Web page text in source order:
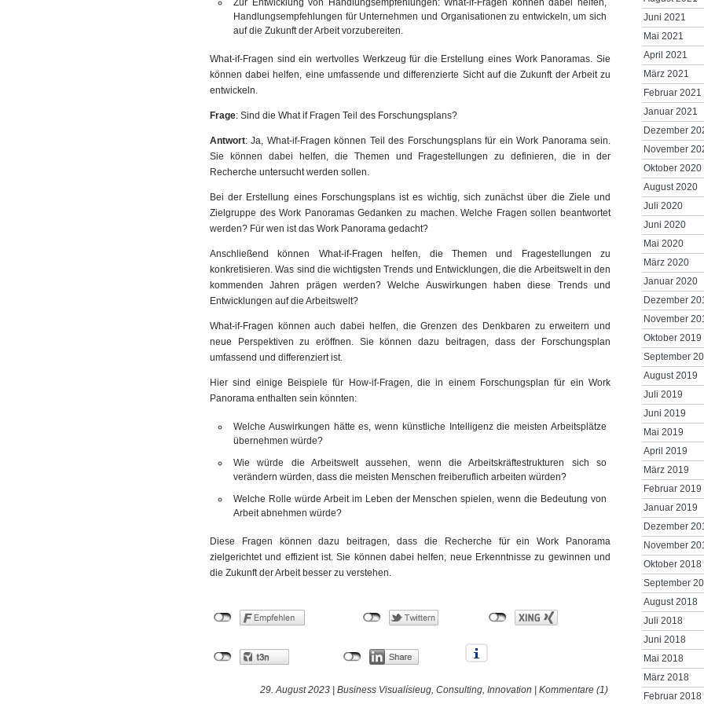
Zur Entwicklung von Handlungsempfehlungen: What-if-Fragen können dabei helfen,
Handlungsempfehlungen für Unternehmen und Organisationen zu entwickeln, um sich
auf die Zukunft der Arbeit vorzubereiten.
What-if-Fragen sind ein wertvolles Werkzeug für die Erstellung eines Work Panoramas. Sie
können dabei helfen, eine umfassende und differenzierte Sicht auf die Zukunft der Arbeit zu
entwickeln.
Frage: Sind die What if Fragen Teil des Forschungsplans?
Antwort: Ja, What-if-Fragen können Teil des Forschungsplans für ein Work Panorama sein.
Sie können dabei helfen, die Themen und Fragestellungen zu definieren, die in der
Recherche untersucht werden sollen.
Bei der Erstellung eines Forschungsplans ist es wichtig, sich zunächst über die Ziele und
Zielgruppe des Work Panoramas Gedanken zu machen. Welche Fragen sollen beantwortet
werden? Für wen ist das Work Panorama gedacht?
Anschließend können What-if-Fragen helfen, die Themen und Fragestellungen zu
konkretisieren. Was sind die wichtigsten Trends und Entwicklungen, die die Arbeitswelt in den
kommenden Jahren prägen werden? Welche Auswirkungen haben diese Trends und
Entwicklungen auf die Arbeitswelt?
What-if-Fragen können auch dabei helfen, die Grenzen des Denkbaren zu erweitern und
neue Perspektiven zu eröffnen. Sie können dazu beitragen, dass der Forschungsplan
umfassend und differenziert ist.
Hier sind einige Beispiele für How-if-Fragen, die in einem Forschungsplan für ein Work
Panorama enthalten sein könnten:
Welche Auswirkungen hätte es, wenn künstliche Intelligenz die meisten Arbeitsplätze
übernehmen würde?
Wie würde die Arbeitswelt aussehen, wenn die Arbeitskräftestrukturen sich so
verändern würden, dass die meisten Menschen freiberuflich arbeiten würden?
Welche Rolle würde Arbeit im Leben der Menschen spielen, wenn die Bedeutung von
Arbeit abnehmen würde?
Diese Fragen können dazu beitragen, dass die Recherche für ein Work Panorama
zielgerichtet und effizient ist. Sie können dabei helfen, neue Erkenntnisse zu gewinnen und
die Zukunft der Arbeit besser zu verstehen.
29. August 2023 | Business Visualísieug, Consulting, Innovation Kommentare (1)
Juni 2021
Mai 2021
April 2021
März 2021
Februar 2021
Januar 2021
Dezember
November
Oktober 2020
August 2020
Juli 2020
Juni 2020
Mai 2020
März 2020
Januar 2020
Dezember
November
Oktober 2019
September
August 2019
Juli 2019
Juni 2019
Mai 2019
April 2019
März 2019
Februar 2019
Januar 2019
Dezember
November
Oktober 2018
September
August 2018
Juli 2018
Juni 2018
Mai 2018
März 2018
Februar 2018